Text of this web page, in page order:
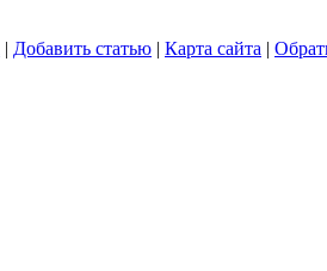
| Добавить статью | Карта сайта |